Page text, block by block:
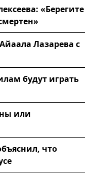
«Берегите
Лазарева с
будут играть
или
что